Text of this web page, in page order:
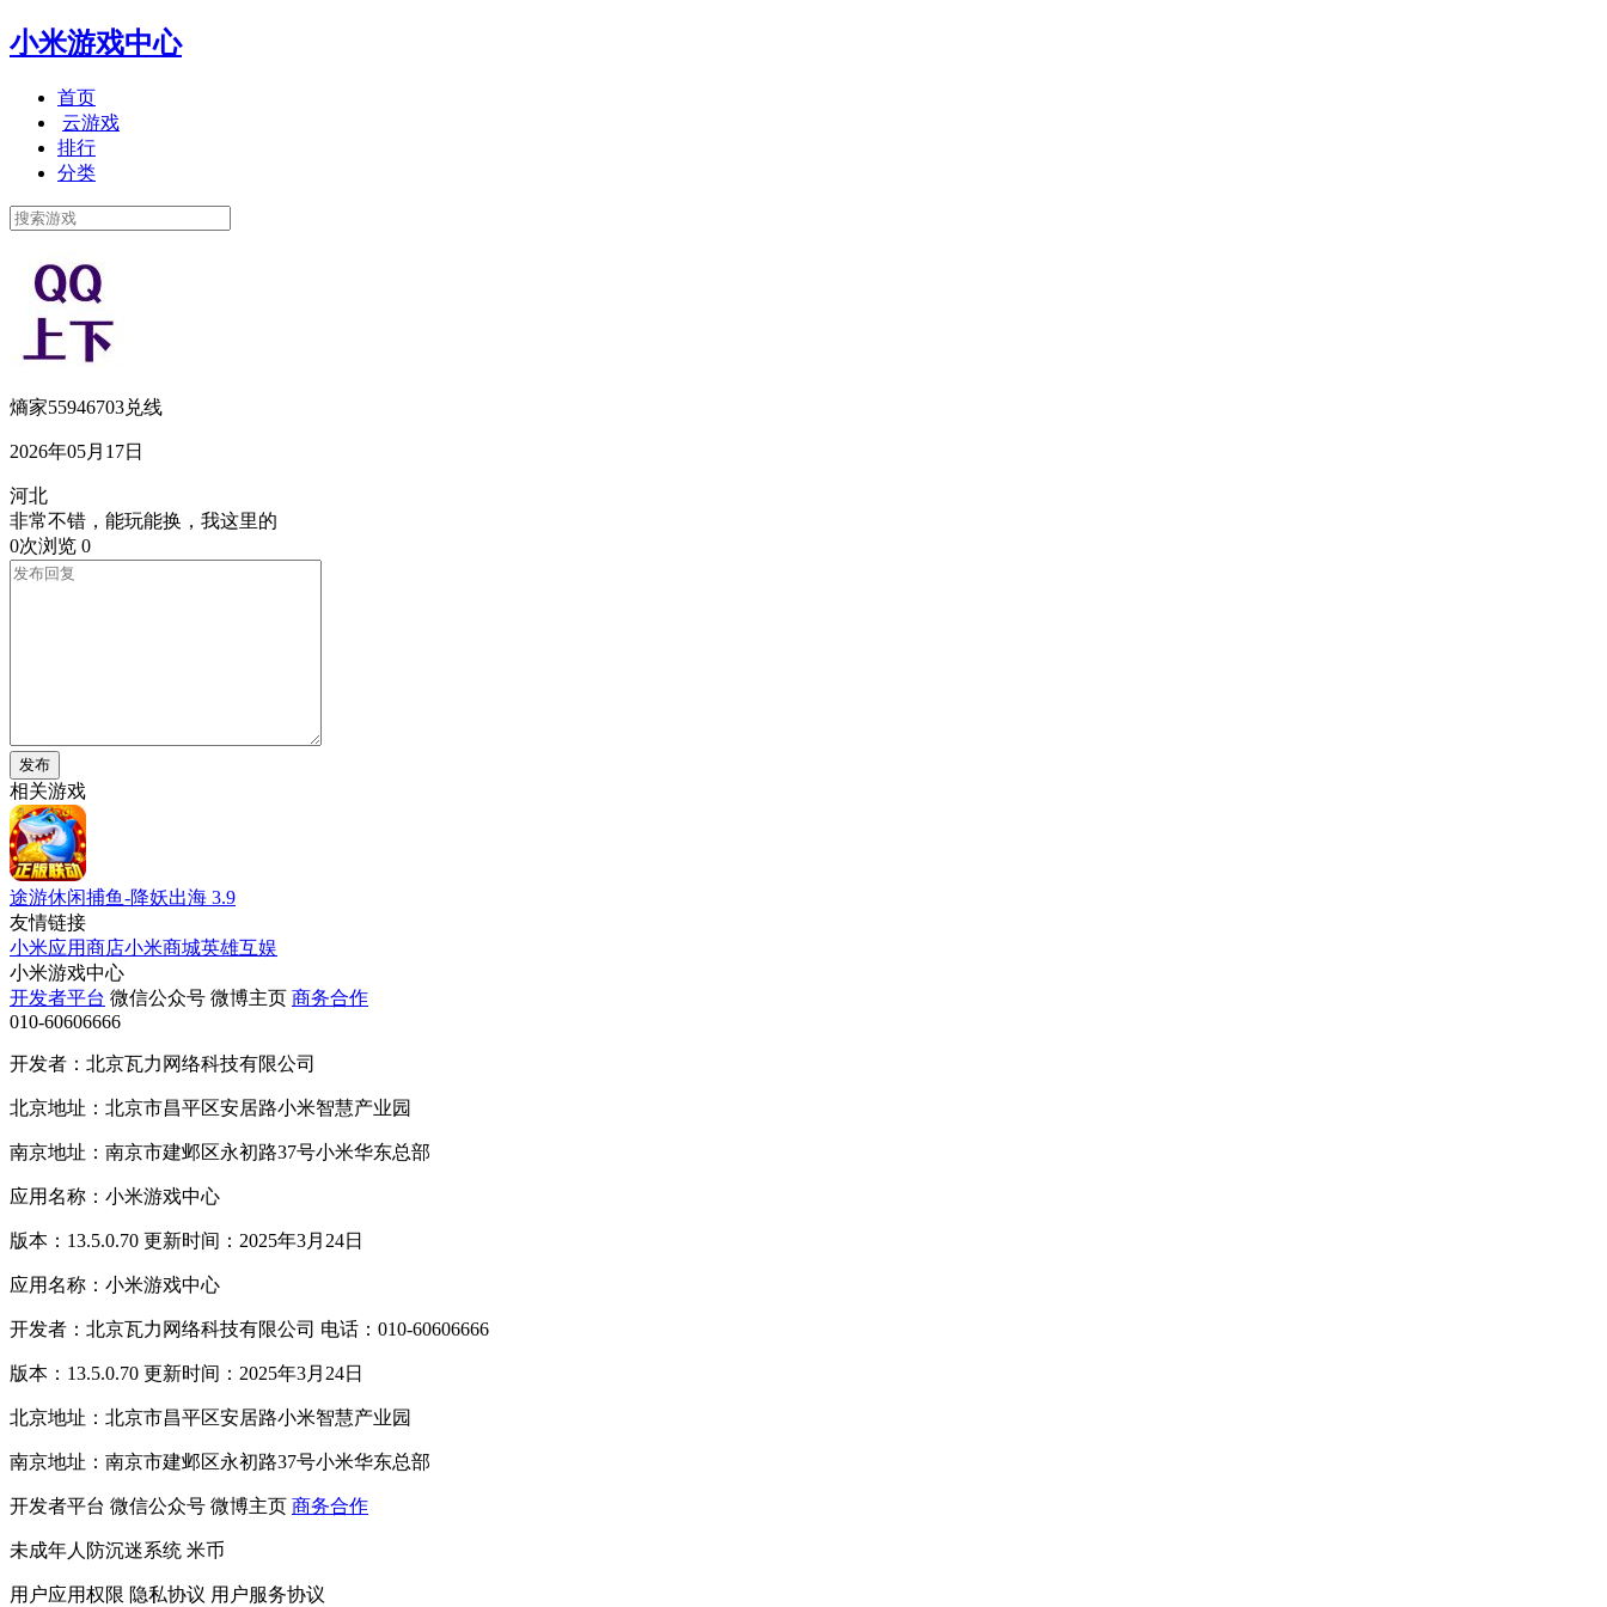
小米游戏中心
首页
云游戏
排行
分类
熵家55946703兑线
2026年05月17日
河北
非常不错，能玩能换，我这里的
0次浏览 0
发布
相关游戏
途游休闲捕鱼-降妖出海 3.9
友情链接
小米应用商店小米商城英雄互娱
小米游戏中心
开发者平台 微信公众号 微博主页 商务合作
010-60606666
开发者：北京瓦力网络科技有限公司
北京地址：北京市昌平区安居路小米智慧产业园
南京地址：南京市建邺区永初路37号小米华东总部
应用名称：小米游戏中心
版本：13.5.0.70 更新时间：2025年3月24日
应用名称：小米游戏中心
开发者：北京瓦力网络科技有限公司 电话：010-60606666
版本：13.5.0.70 更新时间：2025年3月24日
北京地址：北京市昌平区安居路小米智慧产业园
南京地址：南京市建邺区永初路37号小米华东总部
开发者平台 微信公众号 微博主页 商务合作
未成年人防沉迷系统 米币
用户应用权限 隐私协议 用户服务协议